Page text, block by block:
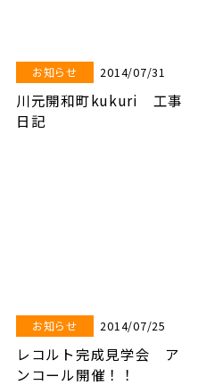
お知らせ 2014/07/31
川元開和町kukuri 工事
日記
お知らせ 2014/07/25
レコルト完成見学会 ア
ンコール開催！！